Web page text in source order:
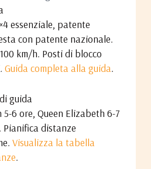
essenziale, patente
con patente nazionale.
km/h. Posti di blocco
Guida completa alla guida.
guida
6 ore, Queen Elizabeth 6-7
Pianifica distanze
Visualizza la tabella
.